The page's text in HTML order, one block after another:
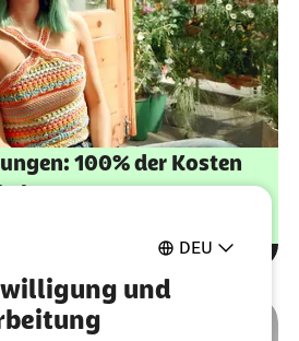
DEU
und
100% der Kosten